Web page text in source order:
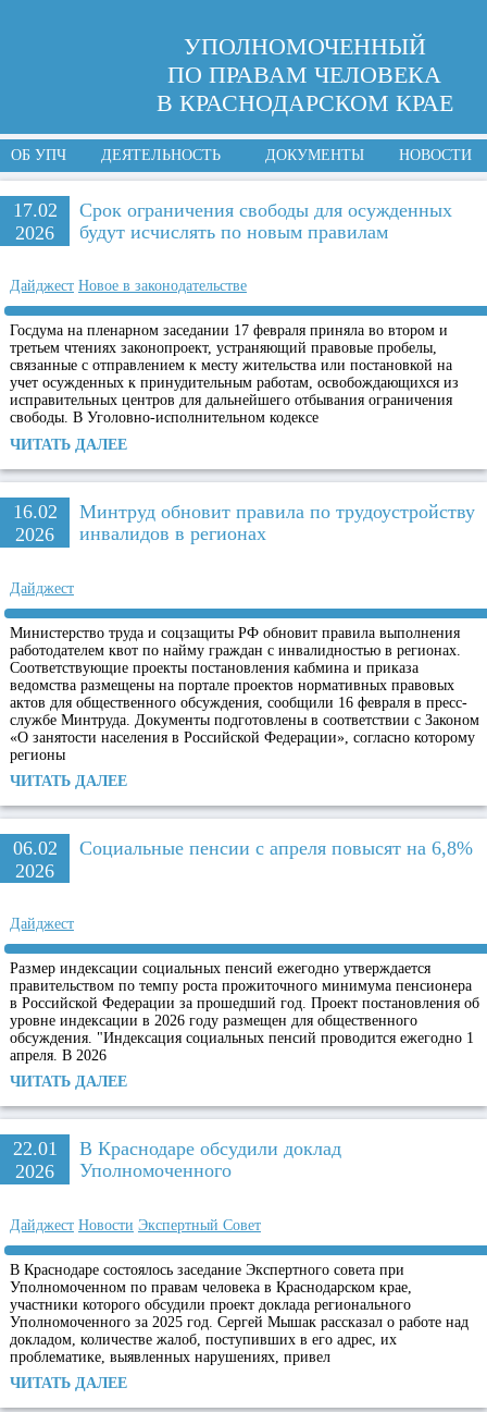
УПОЛНОМОЧЕННЫЙ
ПО ПРАВАМ ЧЕЛОВЕКА
В КРАСНОДАРСКОМ КРАЕ
ОБ УПЧ ДЕЯТЕЛЬНОСТЬ ДОКУМЕНТЫ НОВОСТИ
17.02
2026
Срок ограничения свободы для осужденных
будут исчислять по новым правилам
Дайджест Новое в законодательстве
Госдума на пленарном заседании 17 февраля приняла во втором и
третьем чтениях законопроект, устраняющий правовые пробелы,
связанные с отправлением к месту жительства или постановкой на
учет осужденных к принудительным работам, освобождающихся из
исправительных центров для дальнейшего отбывания ограничения
свободы. В Уголовно-исполнительном кодексе
ЧИТАТЬ ДАЛЕЕ
16.02
2026
Минтруд обновит правила по трудоустройству
инвалидов в регионах
Дайджест
Министерство труда и соцзащиты РФ обновит правила выполнения
работодателем квот по найму граждан с инвалидностью в регионах.
Соответствующие проекты постановления кабмина и приказа
ведомства размещены на портале проектов нормативных правовых
актов для общественного обсуждения, сообщили 16 февраля в пресс-
службе Минтруда. Документы подготовлены в соответствии с Законом
«О занятости населения в Российской Федерации», согласно которому
регионы
ЧИТАТЬ ДАЛЕЕ
06.02
2026
Социальные пенсии с апреля повысят на 6,8%
Дайджест
Размер индексации социальных пенсий ежегодно утверждается
правительством по темпу роста прожиточного минимума пенсионера
в Российской Федерации за прошедший год. Проект постановления об
уровне индексации в 2026 году размещен для общественного
обсуждения. "Индексация социальных пенсий проводится ежегодно 1
апреля. В 2026
ЧИТАТЬ ДАЛЕЕ
22.01
2026
В Краснодаре обсудили доклад
Уполномоченного
Дайджест Новости Экспертный Совет
В Краснодаре состоялось заседание Экспертного совета при
Уполномоченном по правам человека в Краснодарском крае,
участники которого обсудили проект доклада регионального
Уполномоченного за 2025 год. Сергей Мышак рассказал о работе над
докладом, количестве жалоб, поступивших в его адрес, их
проблематике, выявленных нарушениях, привел
ЧИТАТЬ ДАЛЕЕ